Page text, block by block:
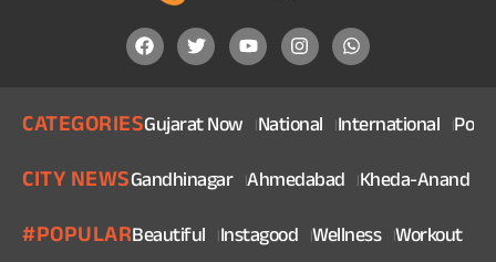
CATEGORIESGujarat Now National International
CITY NEWSGandhinagar Ahmedabad Kheda-Anand
#POPULARBeautiful Instagood Wellness Workout